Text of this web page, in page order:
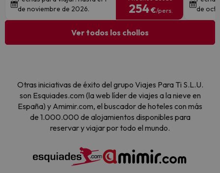
de noviembre de 2026.
254€/pers.
de
Ver todos los chollos
Otras iniciativas de éxito del grupo Viajes Para Ti S.L.U.
son Esquiades.com (la web líder de viajes a la nieve en
España) y Amimir.com, el buscador de hoteles con más
de 1.000.000 de alojamientos disponibles para
reservar y viajar por todo el mundo.